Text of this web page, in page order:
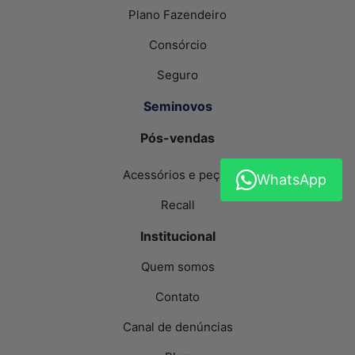
Plano Fazendeiro
Consórcio
Seguro
Seminovos
Pós-vendas
Acessórios e peças
Recall
Institucional
Quem somos
Contato
Canal de denúncias
WhatsApp